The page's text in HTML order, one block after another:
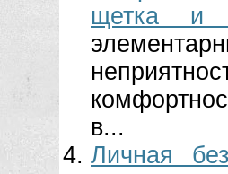
щетка и
в...
Личная